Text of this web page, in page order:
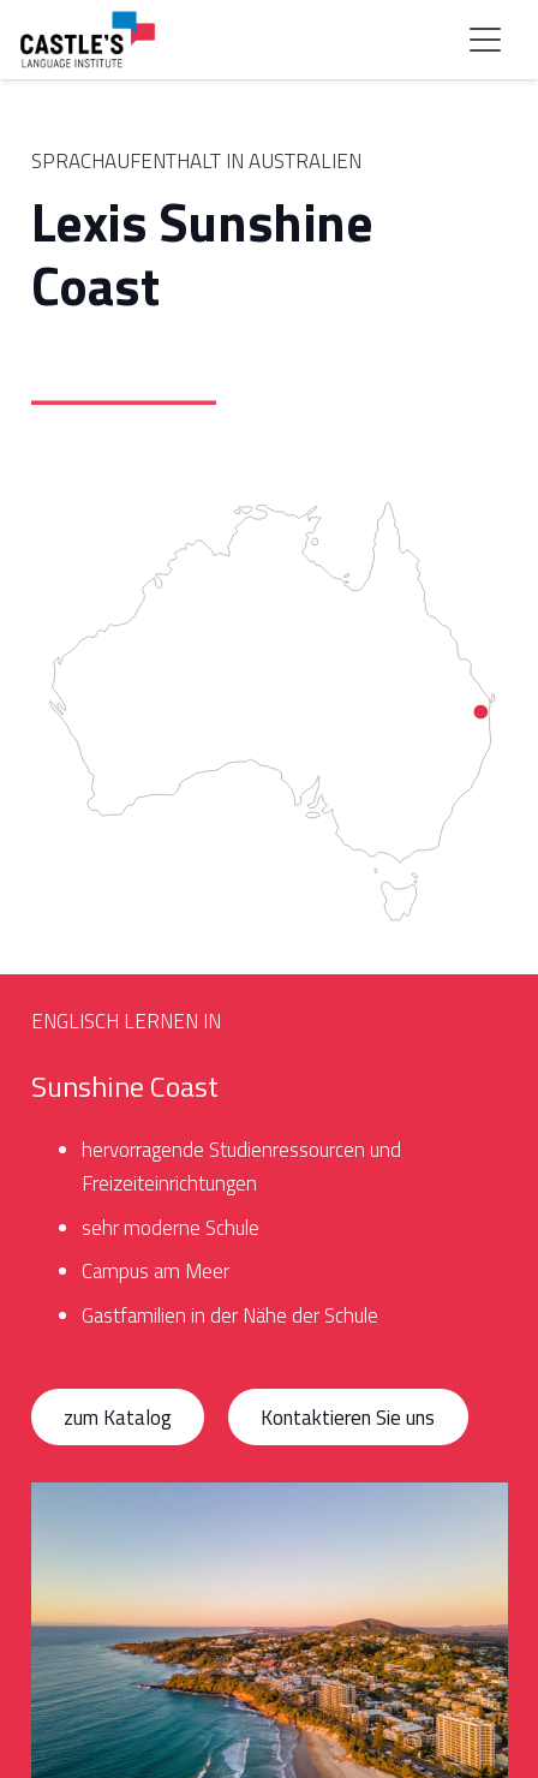
SPRACHAUFENTHALT IN AUSTRALIEN
Lexis Sunshine
Coast
ENGLISCH LERNEN IN
Sunshine Coast
hervorragende Studienressourcen und
Freizeiteinrichtungen
sehr moderne Schule
Campus am Meer
Gastfamilien in der Nähe der Schule
zum Katalog Kontaktieren Sie uns